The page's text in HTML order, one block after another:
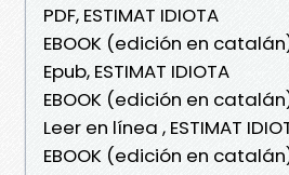
PDF, ESTIMAT IDIOTA
EBOOK (edición en catalán)
Epub, ESTIMAT IDIOTA
EBOOK (edición en catalán)
Leer en línea , ESTIMAT
EBOOK (edición en catalán)